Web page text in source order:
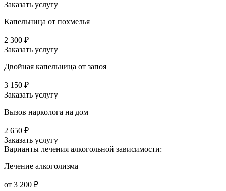
Заказать услугу
Капельница от похмелья
2 300 ₽
Заказать услугу
Двойная капельница от запоя
3 150 ₽
Заказать услугу
Вызов нарколога на дом
2 650 ₽
Заказать услугу
Варианты лечения алкогольной зависимости:
Лечение алкоголизма
от 3 200 ₽